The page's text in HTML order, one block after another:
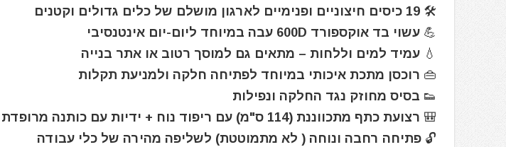
🛠️ 19 כיסים חיצוניים ופנימיים לארגון מושלם של כלים גדולים וקטנים
💪 עשוי בד אוקספורד 600D עבה במיוחד ליום-יום אינטנסיבי
💧 עמיד למים וללחות – מתאים גם למוסך רטוב או אתר בנייה
👜 רוכסן מתכת איכותי במיוחד לפתיחה חלקה ולמניעת תקלות
👟 בסיס מחוזק נגד החלקה ונפילות
🎒 רצועת כתף מתכווננת (114 ס"מ) עם ריפוד נוח + ידיות עם כותנה מרופדת
🔓 פתיחה רחבה ונוחה ( לא מתמוטטת) לשליפה מהירה של כלי עבודה